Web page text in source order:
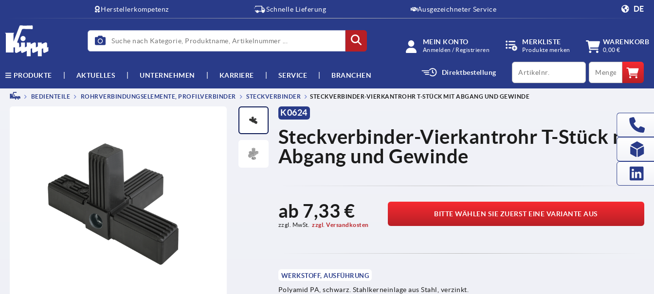
Herstellerkompetenz Schnelle Lieferung Ausgezeichneter Service DE
MEIN KONTO
Anmelden / Registrieren
MERKLISTE
Produkte merken
WARENKORB
0,00 €
PRODUKTE AKTUELLES UNTERNEHMEN KARRIERE SERVICE BRANCHEN Direktbestellung
productCode qty
BEDIENTEILE ROHRVERBINDUNGSELEMENTE, PROFILVERBINDER STECKVERBINDER STECKVERBINDER-VIERKANTROHR T-STÜCK MIT ABGANG UND GEWINDE
K0624
Steckverbinder-Vierkantrohr T-Stück mit
Abgang und Gewinde
ab 7,33 €
zzgl. MwSt. zzgl. Versandkosten
BITTE WÄHLEN SIE ZUERST EINE VARIANTE AUS
WERKSTOFF, AUSFÜHRUNG
Polyamid PA, schwarz. Stahlkerneinlage aus Stahl, verzinkt.